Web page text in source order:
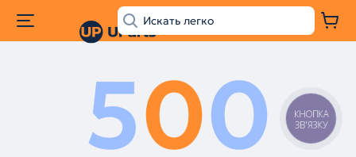
500
КНОПКА
ЗВ'ЯЗКУ